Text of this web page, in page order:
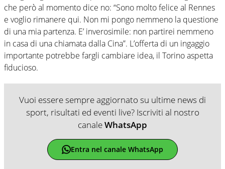
che però al momento dice no: “Sono molto felice al Rennes
e voglio rimanere qui. Non mi pongo nemmeno la questione
di una mia partenza. E’ inverosimile: non partirei nemmeno
in casa di una chiamata dalla Cina”. L’offerta di un ingaggio
importante potrebbe fargli cambiare idea, il Torino aspetta
fiducioso.
Vuoi essere sempre aggiornato su ultime news di
sport, risultati ed eventi live? Iscriviti al nostro
canaleWhatsApp
Entra nel canale WhatsApp